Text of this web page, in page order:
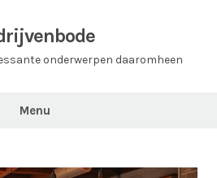
onderwerpen daaromheen
Menu